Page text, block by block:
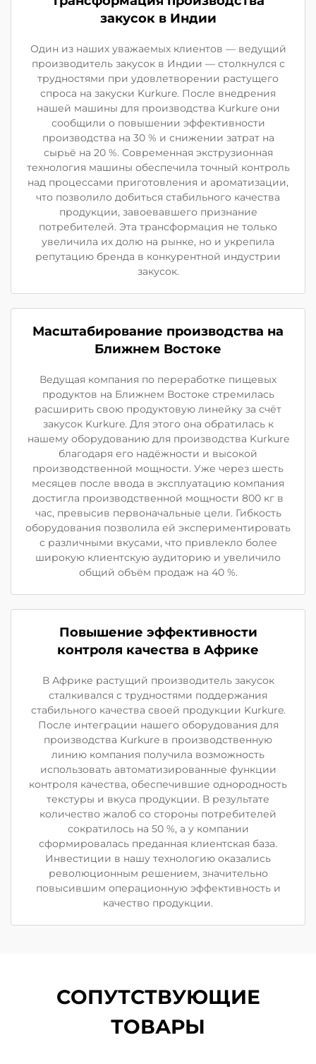
закусок в Индии
Один из наших уважаемых клиентов — ведущий
производитель закусок в Индии — столкнулся с
трудностями при удовлетворении растущего
спроса на закуски Kurkure. После внедрения
нашей машины для производства Kurkure они
сообщили о повышении эффективности
производства на 30 % и снижении затрат на
сырьё на 20 %. Современная экструзионная
технология машины обеспечила точный контроль
над процессами приготовления и ароматизации,
что позволило добиться стабильного качества
продукции, завоевавшего признание
потребителей. Эта трансформация не только
увеличила их долю на рынке, но и укрепила
репутацию бренда в конкурентной индустрии
закусок.
Масштабирование производства на
Ближнем Востоке
Ведущая компания по переработке пищевых
продуктов на Ближнем Востоке стремилась
расширить свою продуктовую линейку за счёт
закусок Kurkure. Для этого она обратилась к
нашему оборудованию для производства Kurkure
благодаря его надёжности и высокой
производственной мощности. Уже через шесть
месяцев после ввода в эксплуатацию компания
достигла производственной мощности 800 кг в
час, превысив первоначальные цели. Гибкость
оборудования позволила ей экспериментировать
с различными вкусами, что привлекло более
широкую клиентскую аудиторию и увеличило
общий объём продаж на 40 %.
Повышение эффективности
контроля качества в Африке
В Африке растущий производитель закусок
сталкивался с трудностями поддержания
стабильного качества своей продукции Kurkure.
После интеграции нашего оборудования для
производства Kurkure в производственную
линию компания получила возможность
использовать автоматизированные функции
контроля качества, обеспечившие однородность
текстуры и вкуса продукции. В результате
количество жалоб со стороны потребителей
сократилось на 50 %, а у компании
сформировалась преданная клиентская база.
Инвестиции в нашу технологию оказались
революционным решением, значительно
повысившим операционную эффективность и
качество продукции.
СОПУТСТВУЮЩИЕ
ТОВАРЫ